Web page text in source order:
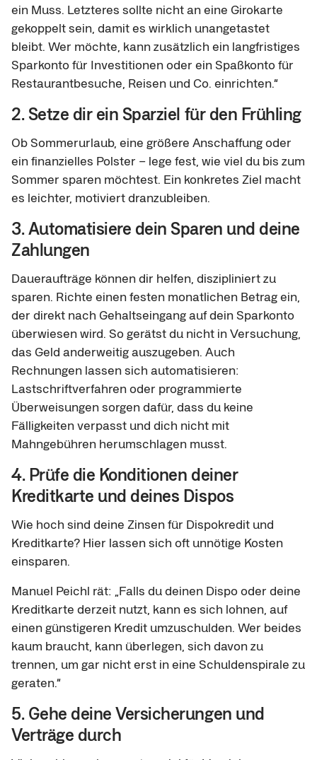
ein Muss. Letzteres sollte nicht an eine Girokarte
gekoppelt sein, damit es wirklich unangetastet
bleibt. Wer möchte, kann zusätzlich ein langfristiges
Sparkonto für Investitionen oder ein Spaßkonto für
Restaurantbesuche, Reisen und Co. einrichten.“
2. Setze dir ein Sparziel für den Frühling
Ob Sommerurlaub, eine größere Anschaffung oder
ein finanzielles Polster – lege fest, wie viel du bis zum
Sommer sparen möchtest. Ein konkretes Ziel macht
es leichter, motiviert dranzubleiben.
3. Automatisiere dein Sparen und deine
Zahlungen
Daueraufträge können dir helfen, diszipliniert zu
sparen. Richte einen festen monatlichen Betrag ein,
der direkt nach Gehaltseingang auf dein Sparkonto
überwiesen wird. So gerätst du nicht in Versuchung,
das Geld anderweitig auszugeben. Auch
Rechnungen lassen sich automatisieren:
Lastschriftverfahren oder programmierte
Überweisungen sorgen dafür, dass du keine
Fälligkeiten verpasst und dich nicht mit
Mahngebühren herumschlagen musst.
4. Prüfe die Konditionen deiner
Kreditkarte und deines Dispos
Wie hoch sind deine Zinsen für Dispokredit und
Kreditkarte? Hier lassen sich oft unnötige Kosten
einsparen.
Manuel Peichl rät: „Falls du deinen Dispo oder deine
Kreditkarte derzeit nutzt, kann es sich lohnen, auf
einen günstigeren Kredit umzuschulden. Wer beides
kaum braucht, kann überlegen, sich davon zu
trennen, um gar nicht erst in eine Schuldenspirale zu
geraten.“
5. Gehe deine Versicherungen und
Verträge durch